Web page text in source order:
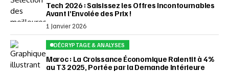
Tech 2026 : Saisissez les Offres Incontournables
Avant l’Envolée des Prix !
1 Janvier 2026
DÉCRYPTAGE & ANALYSES
Maroc : La Croissance Économique Ralentit à 4%
au T3 2025, Portée par la Demande Intérieure